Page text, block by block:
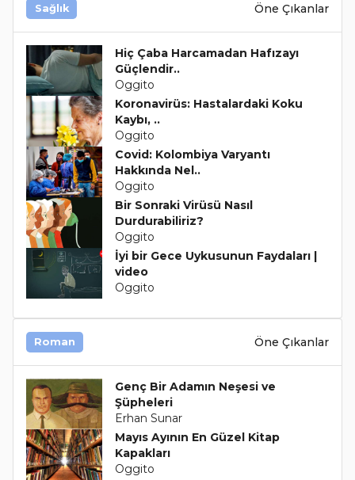
Sağlık Öne Çıkanlar
Hiç Çaba Harcamadan Hafızayı
Güçlendir..
Oggito
Koronavirüs: Hastalardaki Koku
Kaybı, ..
Oggito
Covid: Kolombiya Varyantı
Hakkında Nel..
Oggito
Bir Sonraki Virüsü Nasıl
Durdurabiliriz?
Oggito
İyi bir Gece Uykusunun Faydaları |
video
Oggito
Roman Öne Çıkanlar
Genç Bir Adamın Neşesi ve
Şüpheleri
Erhan Sunar
Mayıs Ayının En Güzel Kitap
Kapakları
Oggito